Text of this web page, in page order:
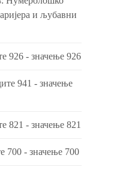
и љубавни
926 - значење 926
941 - значење
821 - значење 821
700 - значење 700